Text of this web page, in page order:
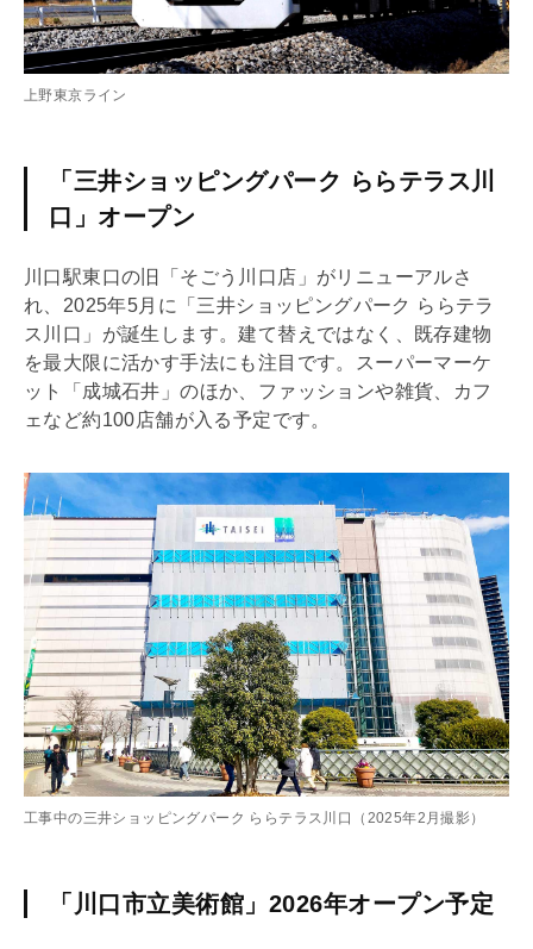
上野東京ライン
「三井ショッピングパーク ららテラス川
口」オープン
川口駅東口の旧「そごう川口店」がリニューアルさ
れ、2025年5月に「三井ショッピングパーク ららテラ
ス川口」が誕生します。建て替えではなく、既存建物
を最大限に活かす手法にも注目です。スーパーマーケ
ット「成城石井」のほか、ファッションや雑貨、カフ
ェなど約100店舗が入る予定です。
工事中の三井ショッピングパーク ららテラス川口（2025年2月撮影）
「川口市立美術館」2026年オープン予定